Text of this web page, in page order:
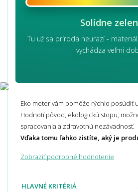
Solídne
Tu už sa príroda neurazí -
vychádza veľmi
Eko meter vám pomôže rýchlo posúdiť
Hodnotí pôvod, ekologickú stopu,
spracovania a zdravotnú nezávadnosť.
Vďaka tomu ľahko zistíte, aký je
Zobraziť podrobné hodnotenie
HLAVNÉ KRITÉRIÁ